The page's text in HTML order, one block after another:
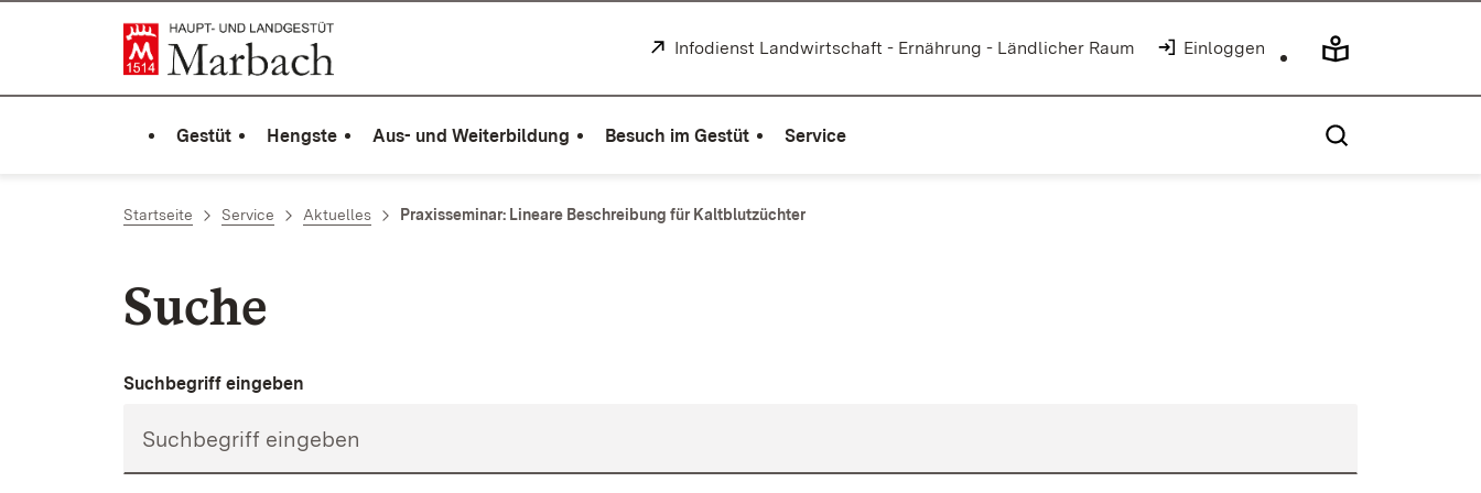
Zum Inhalt springen
Link zur Startseite
Extern:
Infodienst Landwirtschaft - Ernährung - Ländlicher Raum Einloggen
Gestüt Hengste Aus- und Weiterbildung Besuch im Gestüt Service
Startseite Service Aktuelles Praxisseminar: Lineare Beschreibung für Kaltblutzüchter
Suche
Suchbegriff eingeben